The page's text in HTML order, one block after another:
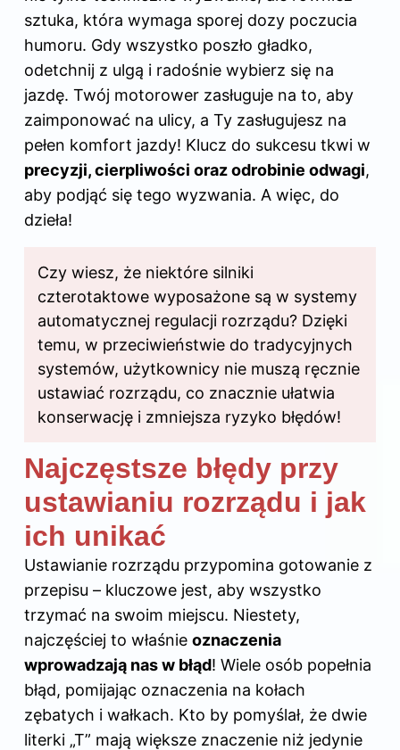
sztuka, która wymaga sporej dozy poczucia
humoru. Gdy wszystko poszło gładko,
odetchnij z ulgą i radośnie wybierz się na
jazdę. Twój motorower zasługuje na to, aby
zaimponować na ulicy, a Ty zasługujesz na
pełen komfort jazdy! Klucz do sukcesu tkwi w
precyzji, cierpliwości oraz odrobinie odwagi,
aby podjąć się tego wyzwania. A więc, do
dzieła!
Czy wiesz, że niektóre silniki
czterotaktowe wyposażone są w systemy
automatycznej regulacji rozrządu? Dzięki
temu, w przeciwieństwie do tradycyjnych
systemów, użytkownicy nie muszą ręcznie
ustawiać rozrządu, co znacznie ułatwia
konserwację i zmniejsza ryzyko błędów!
Najczęstsze błędy przy
ustawianiu rozrządu i jak
ich unikać
Ustawianie rozrządu przypomina gotowanie z
przepisu – kluczowe jest, aby wszystko
trzymać na swoim miejscu. Niestety,
najczęściej to właśnie oznaczenia
wprowadzają nas w błąd! Wiele osób popełnia
błąd, pomijając oznaczenia na kołach
zębatych i wałkach. Kto by pomyślał, że dwie
literki „T” mają większe znaczenie niż jedynie